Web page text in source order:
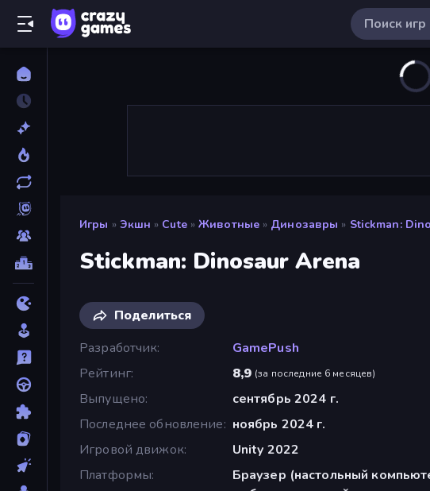
Игры » Экшн » Cute » Животные » Динозавры » Stickman:
Stickman: Dinosaur Arena
Поделиться
Разработчик
GamePush
Рейтинг
8,9 (за последние 6 месяцев)
Выпущено
сентябрь 2024 г.
Последнее обновление
ноябрь 2024 г.
Игровой движок
Unity 2022
Платформы
Браузер (настольный